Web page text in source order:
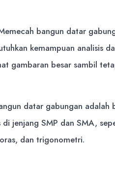
bangun datar
kemampuan analisis
gambaran besar sambil
datar gabungan adalah
jenjang SMP dan SMA,
dan trigonometri.